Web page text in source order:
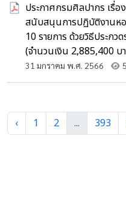
ประกาศกรมศิลปากร เรื่
สนับสนุนการปฏิบัติงานห
10 รายการ ด้วยวิธีประก
(จำนวนเงิน 2,885,400 บ
31 มกราคม พ.ศ. 2566
‹ 1 2 ... 393